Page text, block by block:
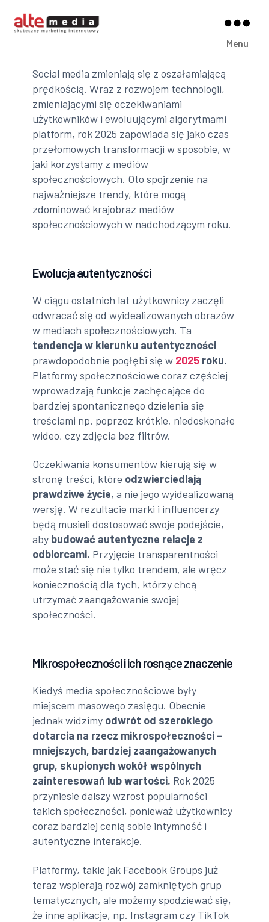
Media
Menu
Social media zmieniają się z oszałamiającą
prędkością. Wraz z rozwojem technologii,
zmieniającymi się oczekiwaniami
użytkowników i ewoluującymi algorytmami
platform, rok 2025 zapowiada się jako czas
przełomowych transformacji w sposobie, w
jaki korzystamy z mediów
społecznościowych. Oto spojrzenie na
najważniejsze trendy, które mogą
zdominować krajobraz mediów
społecznościowych w nadchodzącym roku.
Ewolucja autentyczności
W ciągu ostatnich lat użytkownicy zaczęli
odwracać się od wyidealizowanych obrazów
w mediach społecznościowych. Ta
tendencja w kierunku autentyczności
prawdopodobnie pogłębi się w 2025 roku.
Platformy społecznościowe coraz częściej
wprowadzają funkcje zachęcające do
bardziej spontanicznego dzielenia się
treściami np. poprzez krótkie, niedoskonałe
wideo, czy zdjęcia bez filtrów.
Oczekiwania konsumentów kierują się w
stronę treści, które odzwierciedlają
prawdziwe życie, a nie jego wyidealizowaną
wersję. W rezultacie marki i influencerzy
będą musieli dostosować swoje podejście,
aby budować autentyczne relacje z
odbiorcami. Przyjęcie transparentności
może stać się nie tylko trendem, ale wręcz
koniecznością dla tych, którzy chcą
utrzymać zaangażowanie swojej
społeczności.
Mikrospołeczności i ich rosnące znaczenie
Kiedyś media społecznościowe były
miejscem masowego zasięgu. Obecnie
jednak widzimy odwrót od szerokiego
dotarcia na rzecz mikrospołeczności –
mniejszych, bardziej zaangażowanych
grup, skupionych wokół wspólnych
zainteresowań lub wartości. Rok 2025
przyniesie dalszy wzrost popularności
takich społeczności, ponieważ użytkownicy
coraz bardziej cenią sobie intymność i
autentyczne interakcje.
Platformy, takie jak Facebook Groups już
teraz wspierają rozwój zamkniętych grup
tematycznych, ale możemy spodziewać się,
że inne aplikacje, np. Instagram czy TikTok